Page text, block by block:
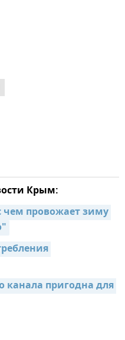
Крым:
провожает зиму
канала пригодна для